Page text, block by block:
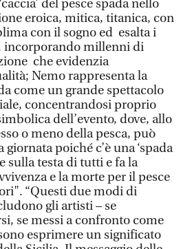
del pesce spada nello
eroica, mitica, titanica, con
con il sogno ed esalta i
incorporando millenni di
che evidenzia
Nemo rappresenta la
come un grande spettacolo
concentrandosi proprio
dell’evento, dove, allo
o meno della pesca, può
poiché c’è una ‘spada
sulla testa di tutti e fa la
e la morte per il pesce
“Questi due modi di
gli artisti – se
se messi a confronto come
esprimere un significato